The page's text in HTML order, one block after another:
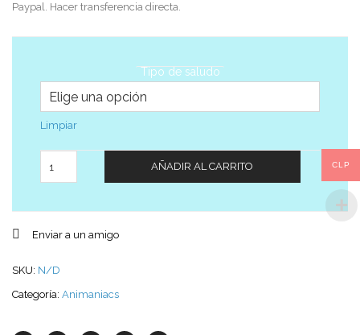
Paypal. Hacer transferencia directa.
Tipo de saludo
Limpiar
AÑADIR AL CARRITO
Enviar a un amigo
SKU: N/D
Categoría: Animaniacs
CLP